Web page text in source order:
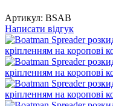
Артикул: BSAB
Написати відгук